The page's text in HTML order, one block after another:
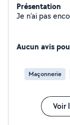
Présentation
Aucun avis
Maçonnerie
Voir